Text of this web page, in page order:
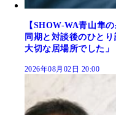
【SHOW-WA青山隼
同期と対談後のひと
大切な居場所でした」
2026年08月02日 20:00